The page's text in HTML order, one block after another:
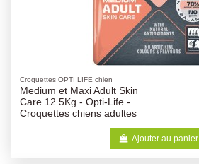
Croquettes OPTI LIFE chien
Medium et Maxi Adult Skin
Care 12.5Kg - Opti-Life -
Croquettes chiens adultes
Ajouter au panier